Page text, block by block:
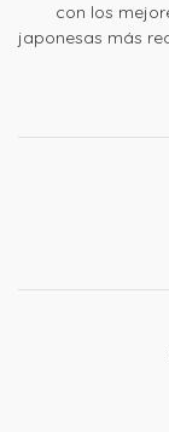
con los
japonesas más